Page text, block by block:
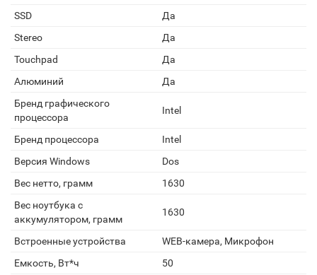
SSD
Да
Stereo
Да
Touchpad
Да
Алюминий
Да
Бренд графического
процессора
Intel
Бренд процессора
Intel
Версия Windows
Dos
Вес нетто, грамм
1630
Вес ноутбука с
аккумулятором, грамм
1630
Встроенные устройства
WEB-камера, Микрофон
Емкость, Вт*ч
50